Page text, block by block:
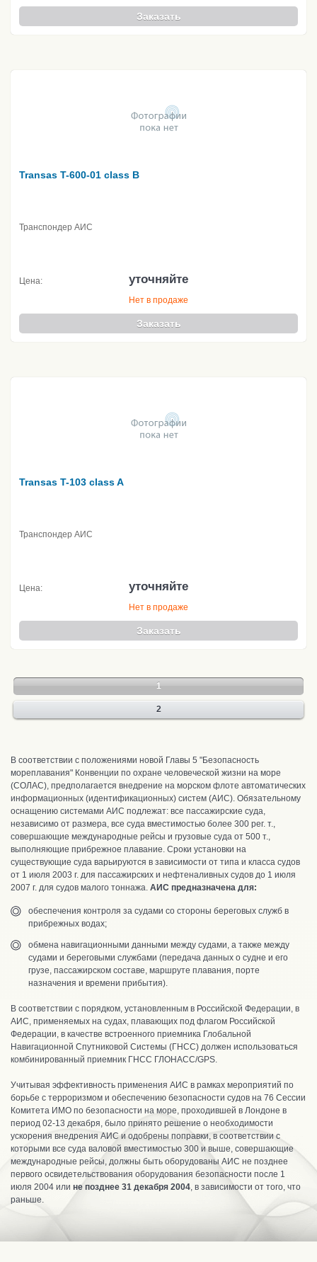
Заказать
Transas T-600-01 class B
Транспондер АИС
Цена: уточняйте
Нет в продаже
Заказать
Transas T-103 class A
Транспондер АИС
Цена: уточняйте
Нет в продаже
Заказать
1
2
В соответствии с положениями новой Главы 5 "Безопасность
мореплавания" Конвенции по охране человеческой жизни на море
(СОЛАС), предполагается внедрение на морском флоте автоматических
информационных (идентификационных) систем (АИС). Обязательному
оснащению системами АИС подлежат: все пассажирские суда,
независимо от размера, все суда вместимостью более 300 рег. т.,
совершающие международные рейсы и грузовые суда от 500 т.,
выполняющие прибрежное плавание. Сроки установки на
существующие суда варьируются в зависимости от типа и класса судов
от 1 июля 2003 г. для пассажирских и нефтеналивных судов до 1 июля
2007 г. для судов малого тоннажа. АИС предназначена для:
обеспечения контроля за судами со стороны береговых служб в
прибрежных водах;
обмена навигационными данными между судами, а также между
судами и береговыми службами (передача данных о судне и его
грузе, пассажирском составе, маршруте плавания, порте
назначения и времени прибытия).
В соответствии с порядком, установленным в Российской Федерации, в
АИС, применяемых на судах, плавающих под флагом Российской
Федерации, в качестве встроенного приемника Глобальной
Навигационной Спутниковой Системы (ГНСС) должен использоваться
комбинированный приемник ГНСС ГЛОНАСС/GPS.
Учитывая эффективность применения АИС в рамках мероприятий по
борьбе с терроризмом и обеспечению безопасности судов на 76 Сессии
Комитета ИМО по безопасности на море, проходившей в Лондоне в
период 02-13 декабря, было принято решение о необходимости
ускорения внедрения АИС и одобрены поправки, в соответствии с
которыми все суда валовой вместимостью 300 и выше, совершающие
международные рейсы, должны быть оборудованы АИС не позднее
первого освидетельствования оборудования безопасности после 1
июля 2004 или не позднее 31 декабря 2004, в зависимости от того, что
раньше.